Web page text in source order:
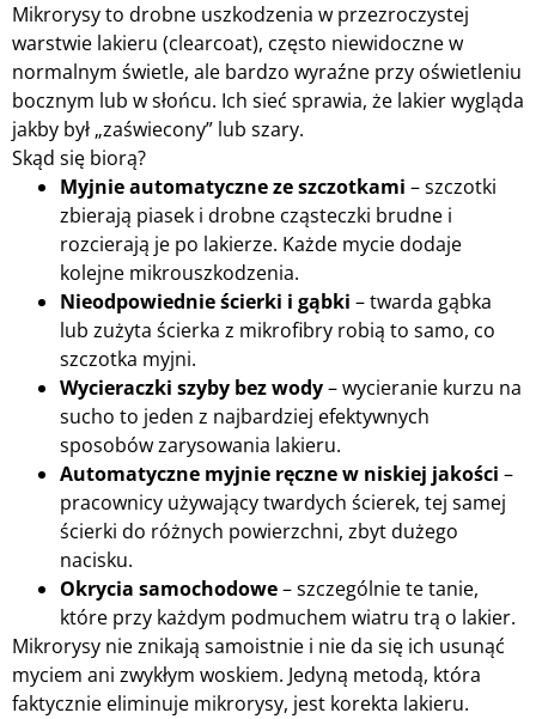
Mikrorysy to drobne uszkodzenia w przezroczystej
warstwie lakieru (clearcoat), często niewidoczne w
normalnym świetle, ale bardzo wyraźne przy oświetleniu
bocznym lub w słońcu. Ich sieć sprawia, że lakier wygląda
jakby był „zaświecony” lub szary.
Skąd się biorą?
Myjnie automatyczne ze szczotkami – szczotki
zbierają piasek i drobne cząsteczki brudne i
rozcierają je po lakierze. Każde mycie dodaje
kolejne mikrouszkodzenia.
Nieodpowiednie ścierki i gąbki – twarda gąbka
lub zużyta ścierka z mikrofibry robią to samo, co
szczotka myjni.
Wycieraczki szyby bez wody– wycieranie kurzu na
sucho to jeden z najbardziej efektywnych
sposobów zarysowania lakieru.
Automatyczne myjnie ręczne w niskiej jakości –
pracownicy używający twardych ścierek, tej samej
ścierki do różnych powierzchni, zbyt dużego
nacisku.
Okrycia samochodowe– szczególnie te tanie,
które przy każdym podmuchem wiatru trą o lakier.
Mikrorysy nie znikają samoistnie i nie da się ich usunąć
myciem ani zwykłym woskiem. Jedyną metodą, która
faktycznie eliminuje mikrorysy, jest korekta lakieru.